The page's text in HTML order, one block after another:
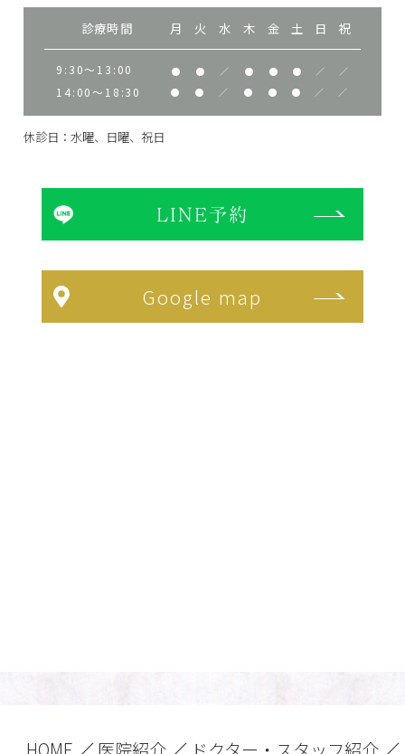
診療時間 月 火 水 木 金 土 日 祝
9:30～13:00 ● ● ／ ● ● ● ／ ／
14:00～18:30 ● ● ／ ● ● ● ／ ／
休診日：水曜、日曜、祝日
LINE予約
Google map